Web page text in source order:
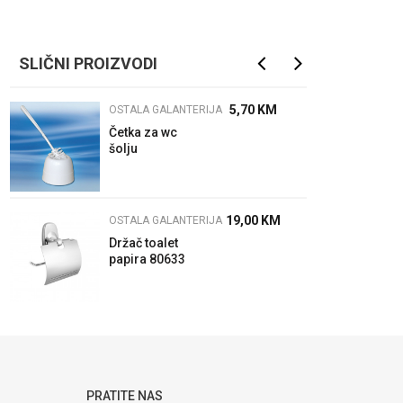
SLIČNI PROIZVODI
OSTALA GALANTERIJA
Četka za wc
šolju
5,70 KM
OSTALA GALANTERIJA
Držač toalet
papira 80633
19,00 KM
PRATITE NAS